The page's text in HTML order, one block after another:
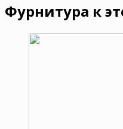
Фурнитура к